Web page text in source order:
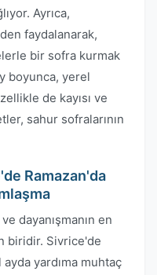
Ayrıca,
faydalanarak,
bir sofra kurmak
boyunca, yerel
de kayısı ve
sahur sofralarının
Ramazan'da
dayanışmanın en
biridir. Sivrice'de
yardıma muhtaç